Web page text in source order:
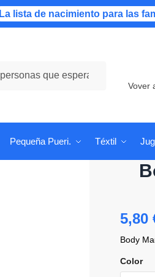
La lista de nacimiento para las
Vover
Pequeña Pueri. Téxtil
5,80
Body
Color